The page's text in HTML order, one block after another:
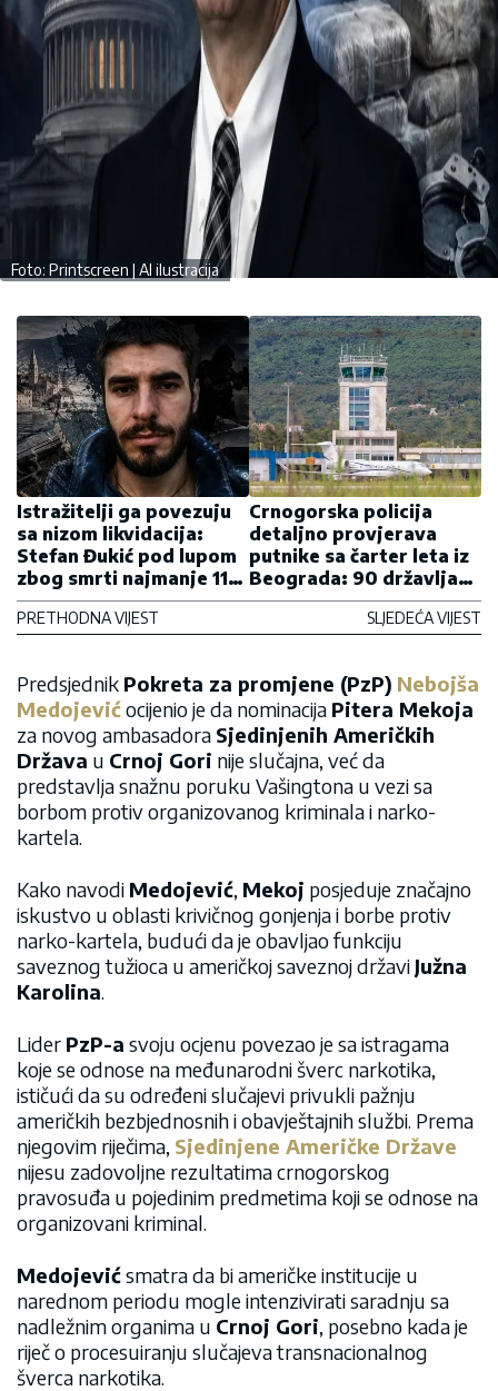
Foto: Printscreen | AI ilustracija
Istražitelji ga povezuju
sa nizom likvidacija:
Stefan Đukić pod lupom
zbog smrti najmanje 11
„kavčana“
PRETHODNA VIJEST
Crnogorska policija
detaljno provjerava
putnike sa čarter leta iz
Beograda: 90 državljana
Srbije ispituju šta će u
Crnoj Gori uoči samita u
SLJEDEĆA VIJEST
Predsjednik Pokreta za promjene (PzP) Nebojša
Medojevićocijenio je da nominacija Pitera Mekoja
za novog ambasadora Sjedinjenih Američkih
Država u Crnoj Gori nije slučajna, već da
predstavlja snažnu poruku Vašingtona u vezi sa
borbom protiv organizovanog kriminala i narko-
kartela.
Kako navodi Medojević, Mekoj posjeduje značajno
iskustvo u oblasti krivičnog gonjenja i borbe protiv
narko-kartela, budući da je obavljao funkciju
saveznog tužioca u američkoj saveznoj državi Južna
Karolina.
Lider PzP-a svoju ocjenu povezao je sa istragama
koje se odnose na međunarodni šverc narkotika,
ističući da su određeni slučajevi privukli pažnju
američkih bezbjednosnih i obavještajnih službi. Prema
njegovim riječima, Sjedinjene Američke Države
nijesu zadovoljne rezultatima crnogorskog
pravosuđa u pojedinim predmetima koji se odnose na
organizovani kriminal.
Medojevićsmatra da bi američke institucije u
narednom periodu mogle intenzivirati saradnju sa
nadležnim organima u Crnoj Gori, posebno kada je
riječ o procesuiranju slučajeva transnacionalnog
šverca narkotika.